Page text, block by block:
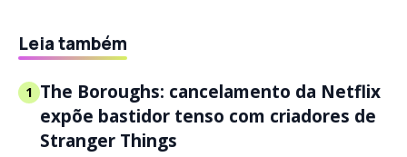
Leia também
1 The Boroughs: cancelamento da Netflix
expõe bastidor tenso com criadores de
Stranger Things